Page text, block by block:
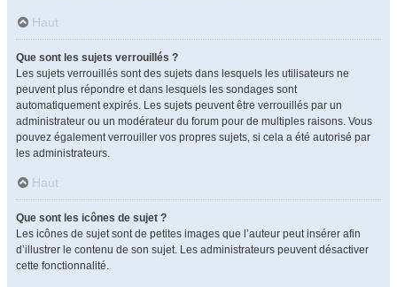
Haut
Que sont les sujets verrouillés ?
Les sujets verrouillés sont des sujets dans lesquels les utilisateurs ne
peuvent plus répondre et dans lesquels les sondages sont
automatiquement expirés. Les sujets peuvent être verrouillés par un
administrateur ou un modérateur du forum pour de multiples raisons. Vous
pouvez également verrouiller vos propres sujets, si cela a été autorisé par
les administrateurs.
Haut
Que sont les icônes de sujet ?
Les icônes de sujet sont de petites images que l’auteur peut insérer afin
d’illustrer le contenu de son sujet. Les administrateurs peuvent désactiver
cette fonctionnalité.